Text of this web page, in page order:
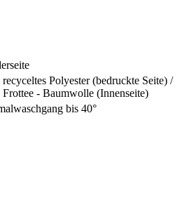
recyceltes Polyester (bedruckte Seite) /
Frottee - Baumwolle (Innenseite)
bis 40°